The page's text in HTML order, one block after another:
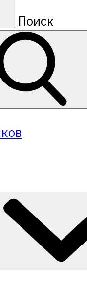
Поиск